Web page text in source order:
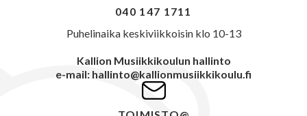
040 147 1711
Puhelinaika keskiviikkoisin klo 10-13
Kallion Musiikkikoulun hallinto
e-mail: hallinto@kallionmusiikkikoulu.fi